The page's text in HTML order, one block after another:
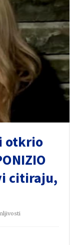
otkrio
citiraju,